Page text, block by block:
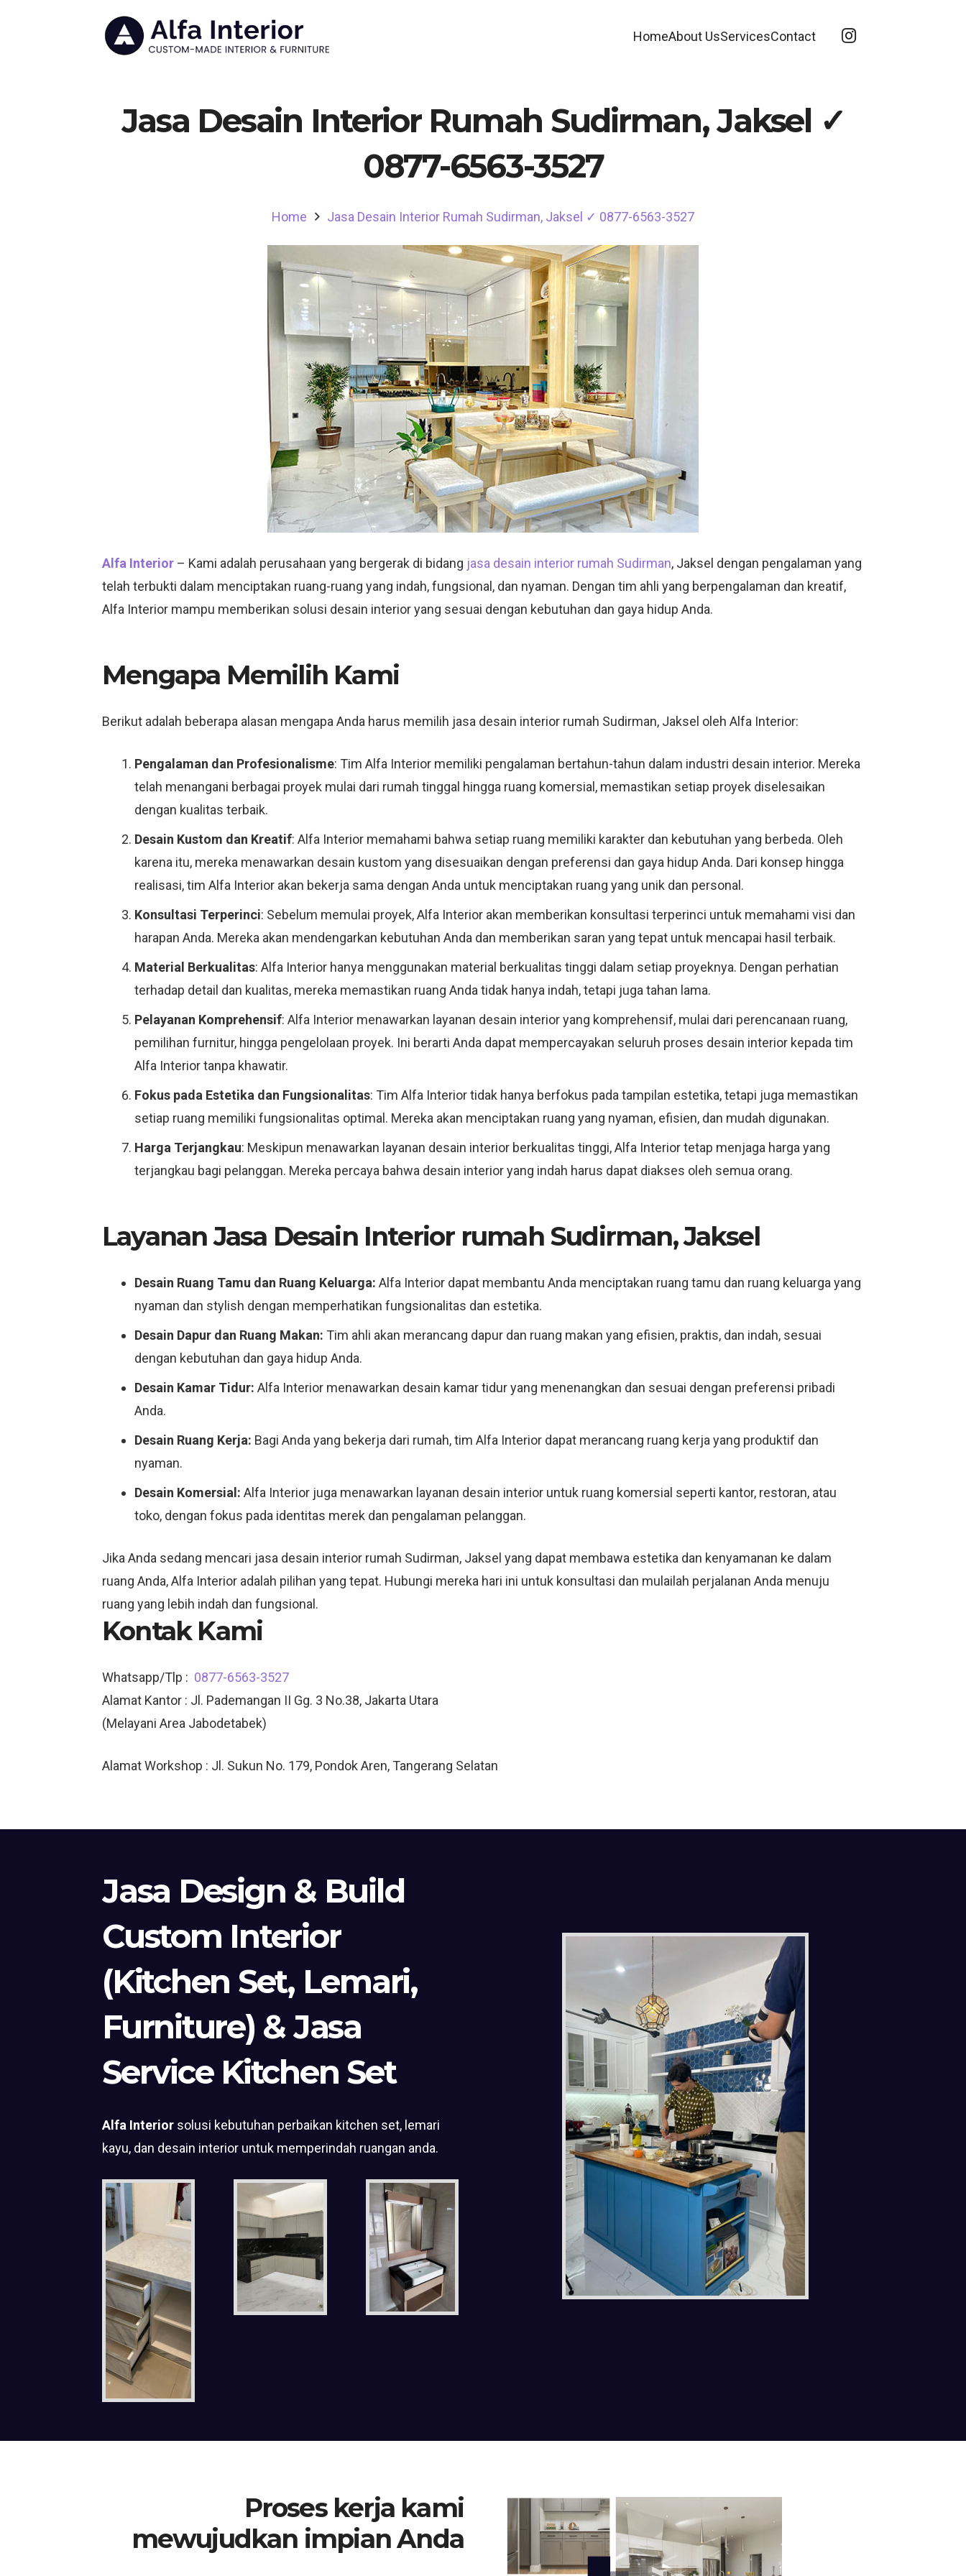
HomeAbout UsServicesContact
Jasa Desain Interior Rumah Sudirman, Jaksel ✓
0877-6563-3527
Home Jasa Desain Interior Rumah Sudirman, Jaksel ✓ 0877-6563-3527
Alfa Interior – Kami adalah perusahaan yang bergerak di bidang jasa desain interior rumah Sudirman, Jaksel dengan pengalaman yang
telah terbukti dalam menciptakan ruang-ruang yang indah, fungsional, dan nyaman. Dengan tim ahli yang berpengalaman dan kreatif,
Alfa Interior mampu memberikan solusi desain interior yang sesuai dengan kebutuhan dan gaya hidup Anda.
Mengapa Memilih Kami
Berikut adalah beberapa alasan mengapa Anda harus memilih jasa desain interior rumah Sudirman, Jaksel oleh Alfa Interior:
Pengalaman dan Profesionalisme: Tim Alfa Interior memiliki pengalaman bertahun-tahun dalam industri desain interior. Mereka
telah menangani berbagai proyek mulai dari rumah tinggal hingga ruang komersial, memastikan setiap proyek diselesaikan
dengan kualitas terbaik.
Desain Kustom dan Kreatif: Alfa Interior memahami bahwa setiap ruang memiliki karakter dan kebutuhan yang berbeda. Oleh
karena itu, mereka menawarkan desain kustom yang disesuaikan dengan preferensi dan gaya hidup Anda. Dari konsep hingga
realisasi, tim Alfa Interior akan bekerja sama dengan Anda untuk menciptakan ruang yang unik dan personal.
Konsultasi Terperinci: Sebelum memulai proyek, Alfa Interior akan memberikan konsultasi terperinci untuk memahami visi dan
harapan Anda. Mereka akan mendengarkan kebutuhan Anda dan memberikan saran yang tepat untuk mencapai hasil terbaik.
Material Berkualitas: Alfa Interior hanya menggunakan material berkualitas tinggi dalam setiap proyeknya. Dengan perhatian
terhadap detail dan kualitas, mereka memastikan ruang Anda tidak hanya indah, tetapi juga tahan lama.
Pelayanan Komprehensif: Alfa Interior menawarkan layanan desain interior yang komprehensif, mulai dari perencanaan ruang,
pemilihan furnitur, hingga pengelolaan proyek. Ini berarti Anda dapat mempercayakan seluruh proses desain interior kepada tim
Alfa Interior tanpa khawatir.
Fokus pada Estetika dan Fungsionalitas: Tim Alfa Interior tidak hanya berfokus pada tampilan estetika, tetapi juga memastikan
setiap ruang memiliki fungsionalitas optimal. Mereka akan menciptakan ruang yang nyaman, efisien, dan mudah digunakan.
Harga Terjangkau: Meskipun menawarkan layanan desain interior berkualitas tinggi, Alfa Interior tetap menjaga harga yang
terjangkau bagi pelanggan. Mereka percaya bahwa desain interior yang indah harus dapat diakses oleh semua orang.
Layanan Jasa Desain Interior rumah Sudirman, Jaksel
Desain Ruang Tamu dan Ruang Keluarga: Alfa Interior dapat membantu Anda menciptakan ruang tamu dan ruang keluarga yang
nyaman dan stylish dengan memperhatikan fungsionalitas dan estetika.
Desain Dapur dan Ruang Makan: Tim ahli akan merancang dapur dan ruang makan yang efisien, praktis, dan indah, sesuai
dengan kebutuhan dan gaya hidup Anda.
Desain Kamar Tidur: Alfa Interior menawarkan desain kamar tidur yang menenangkan dan sesuai dengan preferensi pribadi
Anda.
Desain Ruang Kerja: Bagi Anda yang bekerja dari rumah, tim Alfa Interior dapat merancang ruang kerja yang produktif dan
nyaman.
Desain Komersial: Alfa Interior juga menawarkan layanan desain interior untuk ruang komersial seperti kantor, restoran, atau
toko, dengan fokus pada identitas merek dan pengalaman pelanggan.
Jika Anda sedang mencari jasa desain interior rumah Sudirman, Jaksel yang dapat membawa estetika dan kenyamanan ke dalam
ruang Anda, Alfa Interior adalah pilihan yang tepat. Hubungi mereka hari ini untuk konsultasi dan mulailah perjalanan Anda menuju
ruang yang lebih indah dan fungsional.
Kontak Kami
Whatsapp/Tlp : 0877-6563-3527
Alamat Kantor : Jl. Pademangan II Gg. 3 No.38, Jakarta Utara
(Melayani Area Jabodetabek)
Alamat Workshop : Jl. Sukun No. 179, Pondok Aren, Tangerang Selatan
Jasa Design & Build
Custom Interior
(Kitchen Set, Lemari,
Furniture) & Jasa
Service Kitchen Set
Alfa Interior solusi kebutuhan perbaikan kitchen set, lemari
kayu, dan desain interior untuk memperindah ruangan anda.
Proses kerja kami
mewujudkan impian Anda